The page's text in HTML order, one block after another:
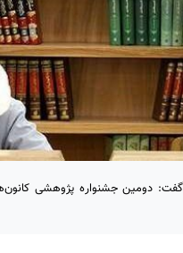
دومین جشنواره پژوهشی